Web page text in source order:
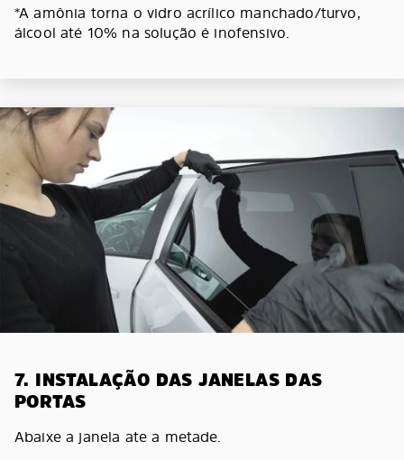
*A amônia torna o vidro acrílico manchado/turvo,
álcool até 10% na solução é inofensivo.
7. INSTALAÇÃO DAS JANELAS DAS
PORTAS
Abaixe a janela ate a metade.